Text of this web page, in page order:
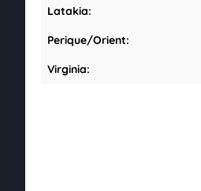
Latakia:
Perique/Orient:
Virginia: